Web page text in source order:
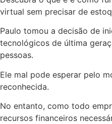
virtual sem precisar de
Paulo tomou a decisão de
tecnológicos de última
pessoas.
Ele mal pode esperar pelo
reconhecida.
No entanto, como todo
recursos financeiros